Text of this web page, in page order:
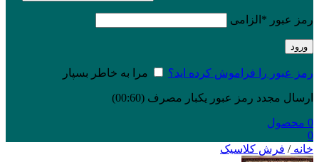
رمز عبور * الزامی
ورود
رمز عبور را فراموش کرده اید؟ مرا به خاطر بسپار
ارسال مجدد رمز عبور یکبار مصرف (00:
60
)
0 محصول
0
خانه/ فرش کلاسیک